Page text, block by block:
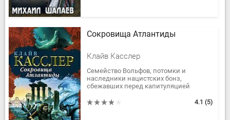
Сокровища Атлантиды
Клайв Касслер
Семейство Вольфов, потомки и
наследники нацистских бонз,
сбежавших перед капитуляцией
готовят на вывезенное ими “золото4.1 (5)